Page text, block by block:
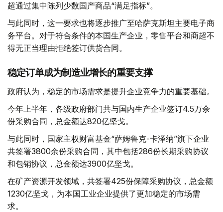
超通过集中陈列少数国产商品“满足指标”。
与此同时，这一要求也将逐步推广至哈萨克斯坦主要电子商
务平台。对于符合条件的本国生产企业，零售平台和商超不
得无正当理由拒绝签订供货合同。
稳定订单成为制造业增长的重要支撑
政府认为，稳定的市场需求是提升企业竞争力的重要基础。
今年上半年，各级政府部门共与国内生产企业签订4.5万余
份采购合同，总金额达820亿坚戈。
与此同时，国家主权财富基金“萨姆鲁克-卡泽纳”旗下企业
共签署3800余份采购合同，其中包括286份长期采购协议
和包销协议，总金额达3900亿坚戈。
在矿产资源开发领域，共签署425份保障采购协议，总金额
1230亿坚戈，为本国工业企业提供了更加稳定的市场需
求。